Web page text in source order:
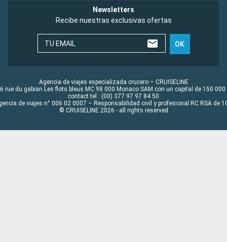
Newsletters
Recibe nuestras exclusivas ofertas
TU EMAIL OK
Agencia de viajes especializada crucero – CRUISELINE
rue du gabian Les flots bleus MC 98 000 Monaco SAM con un capital de 150 000
contact tel : (00) 377 97 97 84 50
de viajes n° 006 02 0007 – Responsabilidad civil y profesional RC RSA de
© CRUISELINE 2026 - all rights reserved